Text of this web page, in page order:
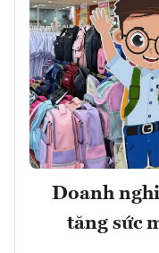
Doanh
tăng sức